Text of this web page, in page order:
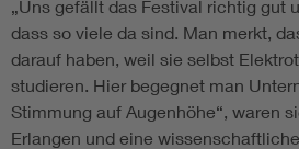
„Uns gefällt das Festival richtig gut
dass so viele da sind. Man merkt,
darauf haben, weil sie selbst
studieren. Hier begegnet man
Stimmung auf Augenhöhe“, waren
Erlangen und eine